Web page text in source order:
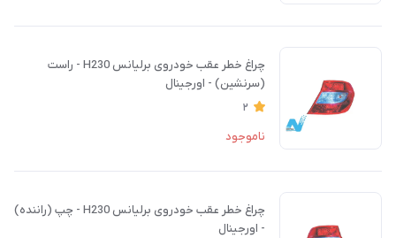
چراغ خطر عقب خودروی برلیانس H230 - راست
(سرنشین) - اورجینال
2
ناموجود
چراغ خطر عقب خودروی برلیانس H230 - چپ (راننده)
- اورجینال